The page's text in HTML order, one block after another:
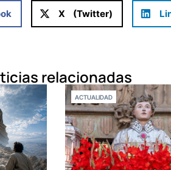
X (Twitter)
relacionadas
ACTUALIDAD